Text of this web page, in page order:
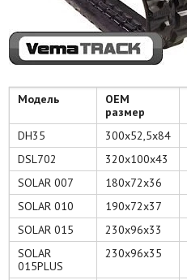
Модель
OEM
размер
DH35 300x52,5x84
DSL702
320x100x43
SOLAR 007
180x72x36
SOLAR 010
190x72x37
SOLAR 015
230x96x33
SOLAR
015PLUS
230x96x35